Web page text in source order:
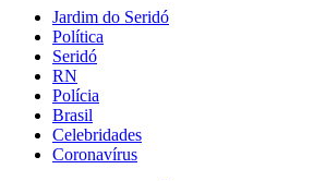
Jardim do Seridó
Política
Seridó
RN
Polícia
Brasil
Celebridades
Coronavírus